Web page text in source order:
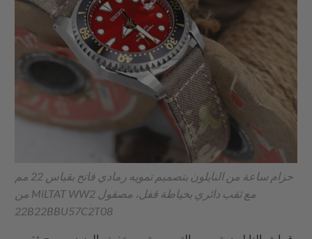
حزام ساعة من النايلون بتصميم تمويه رمادي فاتح بقياس 22 مم
من MiLTAT WW2 مع ثقب دائري بخياطة قفل، مصقول
22B22BBU57C2T08